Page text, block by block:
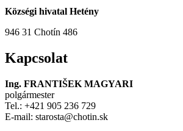
Községi hivatal Hetény
946 31 Chotín 486
Kapcsolat
Ing. FRANTIŠEK MAGYARI
polgármester
Tel.: +421 905 236 729
E-mail: starosta@chotin.sk